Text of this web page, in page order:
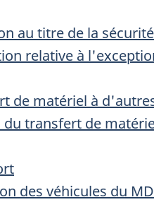
au titre de la
relative à
de matériel à
du transfert de
des véhicules du